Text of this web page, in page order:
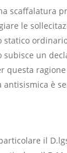
scaffalatura
le
statico
subisce un
questa
antisismica è
il